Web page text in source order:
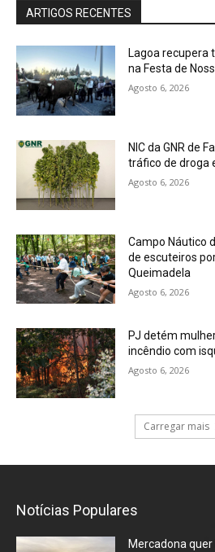
ARTIGOS RECENTES
Lagoa recupera
na Festa de
Agosto 6, 2026
NIC da GNR de
tráfico de droga
Agosto 6, 2026
Campo Náutico
de escuteiros
Queimadela
Agosto 6, 2026
PJ detém
incêndio com
Agosto 6, 2026
Carregar mais
Notícias Populares
Mercadona